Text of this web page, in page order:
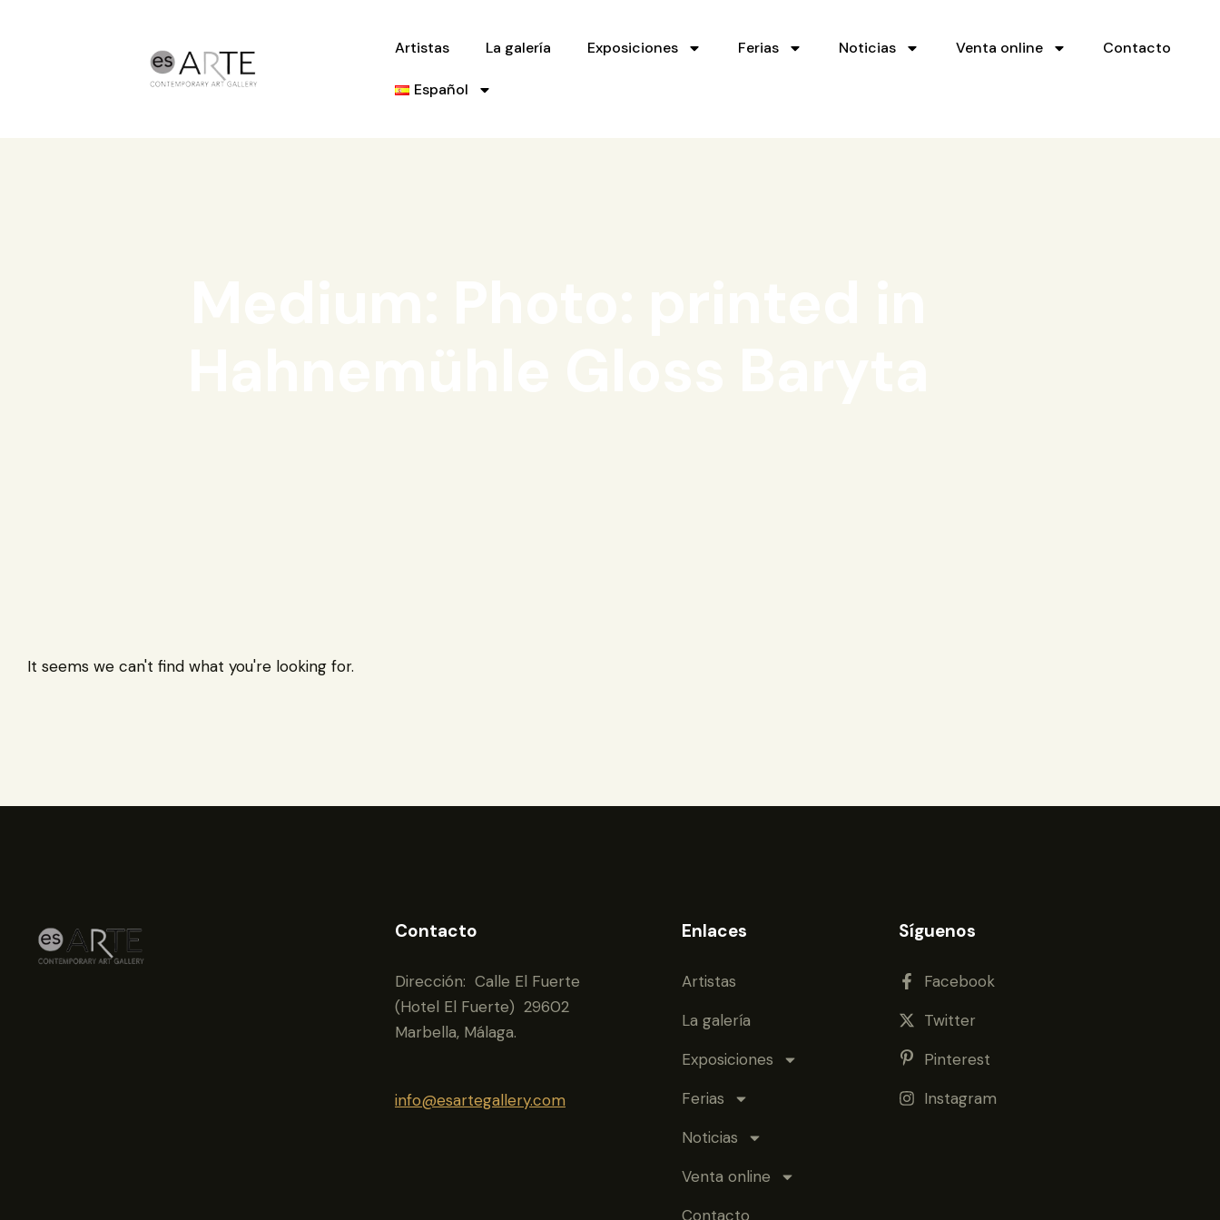
Artistas La galería Exposiciones Ferias Noticias Venta online Contacto
Español
It seems we can't find what you're looking for.
Contacto
Dirección: Calle El Fuerte
(Hotel El Fuerte) 29602
Marbella, Málaga.
info@esartegallery.com
Enlaces
Artistas
La galería
Exposiciones
Ferias
Noticias
Venta online
Contacto
Síguenos
Facebook
Twitter
Pinterest
Instagram